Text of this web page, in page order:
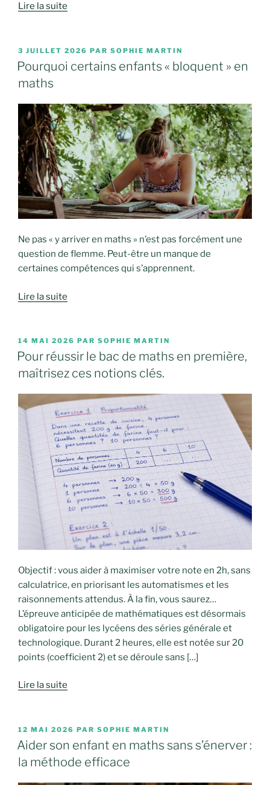
Lire la suite
PUBLIÉ
LE
3 JUILLET 2026 PAR SOPHIE MARTIN
Pourquoi certains enfants « bloquent » en
maths
Ne pas « y arriver en maths » n’est pas forcément une
question de flemme. Peut-être un manque de
certaines compétences qui s’apprennent.
Lire la suite
PUBLIÉ
LE
14 MAI 2026 PAR SOPHIE MARTIN
Pour réussir le bac de maths en première,
maîtrisez ces notions clés.
Objectif : vous aider à maximiser votre note en 2h, sans
calculatrice, en priorisant les automatismes et les
raisonnements attendus. À la fin, vous saurez…
L’épreuve anticipée de mathématiques est désormais
obligatoire pour les lycéens des séries générale et
technologique. Durant 2 heures, elle est notée sur 20
points (coefficient 2) et se déroule sans […]
Lire la suite
PUBLIÉ
LE
12 MAI 2026 PAR SOPHIE MARTIN
Aider son enfant en maths sans s’énerver :
la méthode efficace